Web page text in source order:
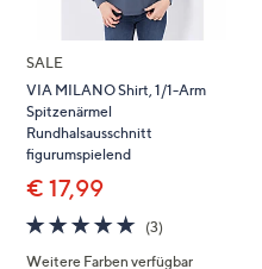
SALE
VIA MILANO Shirt, 1/1-Arm
Spitzenärmel
Rundhalsausschnitt
figurumspielend
€ 17,99
4.7
von
5
(3)3
Weitere Farben verfügbar